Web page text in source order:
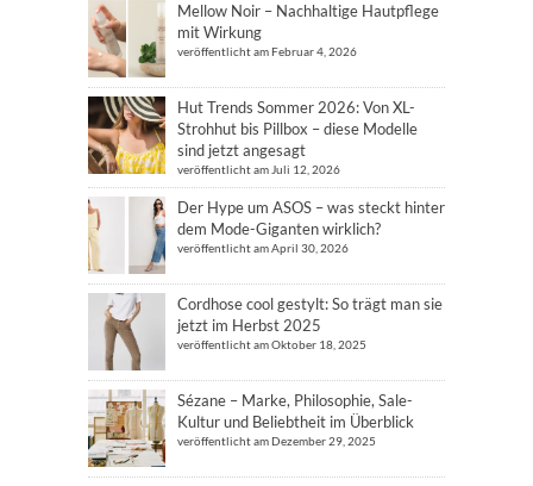
Mellow Noir – Nachhaltige Hautpflege
mit Wirkung
veröffentlicht am Februar 4, 2026
Hut Trends Sommer 2026: Von XL-
Strohhut bis Pillbox – diese Modelle
sind jetzt angesagt
veröffentlicht am Juli 12, 2026
Der Hype um ASOS – was steckt hinter
dem Mode-Giganten wirklich?
veröffentlicht am April 30, 2026
Cordhose cool gestylt: So trägt man sie
jetzt im Herbst 2025
veröffentlicht am Oktober 18, 2025
Sézane – Marke, Philosophie, Sale-
Kultur und Beliebtheit im Überblick
veröffentlicht am Dezember 29, 2025